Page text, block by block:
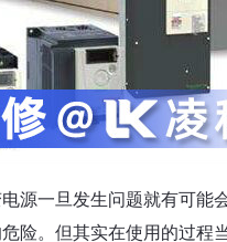
源一旦发生问题就有可能
险。但其实在使用的过程